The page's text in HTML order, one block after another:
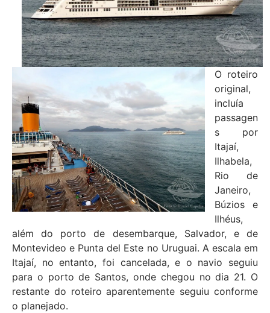
O roteiro
original,
incluía
passagen
s por
Itajaí,
Ilhabela,
Rio de
Janeiro,
Búzios e
Ilhéus,
além do porto de desembarque, Salvador, e de
Montevideo e Punta del Este no Uruguai. A escala em
Itajaí, no entanto, foi cancelada, e o navio seguiu
para o porto de Santos, onde chegou no dia 21. O
restante do roteiro aparentemente seguiu conforme
o planejado.